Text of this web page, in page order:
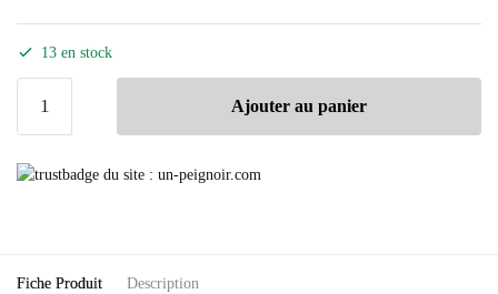
13 en stock
Ajouter au panier
Fiche Produit Description